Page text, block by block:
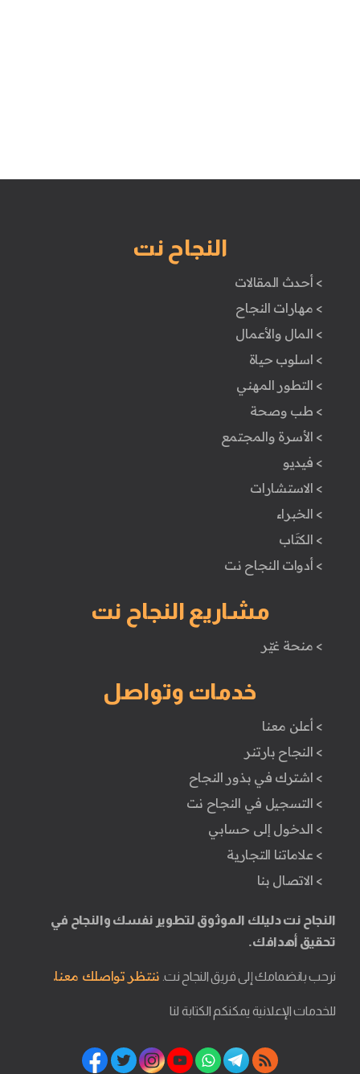
النجاح نت
> أحدث المقالات
> مهارات النجاح
> المال والأعمال
> اسلوب حياة
> التطور المهني
> طب وصحة
> الأسرة والمجتمع
> فيديو
> الاستشارات
> الخبراء
> الكتَاب
> أدوات النجاح نت
مشاريع النجاح نت
> منحة غيّر
خدمات وتواصل
> أعلن معنا
> النجاح بارتنر
> اشترك في بذور النجاح
> التسجيل في النجاح نت
> الدخول إلى حسابي
> علاماتنا التجارية
> الاتصال بنا
النجاح نت دليلك الموثوق لتطوير نفسك والنجاح في
تحقيق أهدافك.
نرحب بانضمامك إلى فريق النجاح نت. ننتظر تواصلك معنا.
للخدمات الإعلانية يمكنكم الكتابة لنا